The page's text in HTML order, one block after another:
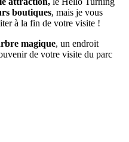
boutiques, mais je vous
à la fin de votre visite !
magique, un endroit
de votre visite du parc